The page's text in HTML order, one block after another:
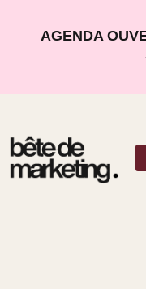
AGENDA